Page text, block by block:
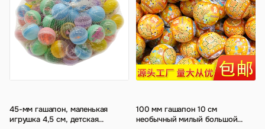
45-мм гашапон, маленькая
игрушка 4,5 см, детская
100 мм гашапон 10 см
необычный милый большой